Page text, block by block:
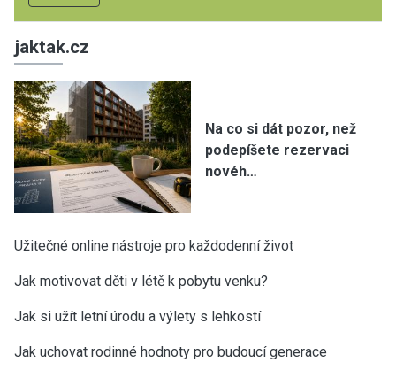
jaktak.cz
Na co si dát pozor, než
podepíšete rezervaci
novéh…
Užitečné online nástroje pro každodenní život
Jak motivovat děti v létě k pobytu venku?
Jak si užít letní úrodu a výlety s lehkostí
Jak uchovat rodinné hodnoty pro budoucí generace